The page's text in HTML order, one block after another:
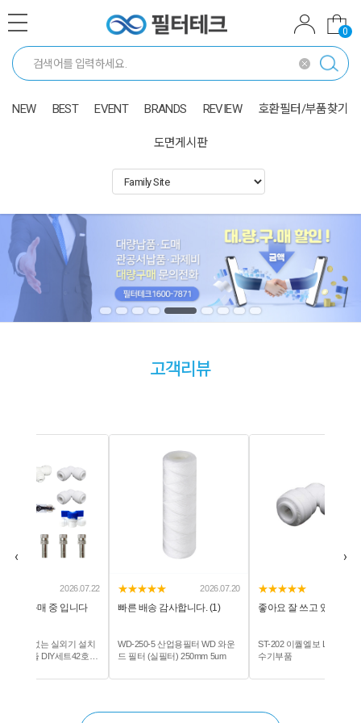
0
NEW BEST EVENT BRANDS REVIEW 호환필터/부품찾기
도면게시판
고객리뷰
‹
2026.07.20
감사합니다. (1)
산업용필터 WD 와운
필터) 250mm 5um
★★★★★ 2026.07.23
좋아요 잘 쓰고 있어요 (1)
ST-202 이퀄엘보 L피팅 3/8:3/8 정
수기부품
★★★★★
빠른 배송 감사합니다!! (1)
HMI-500-100 카이저 HMI멜트
로운뎁스필터
›